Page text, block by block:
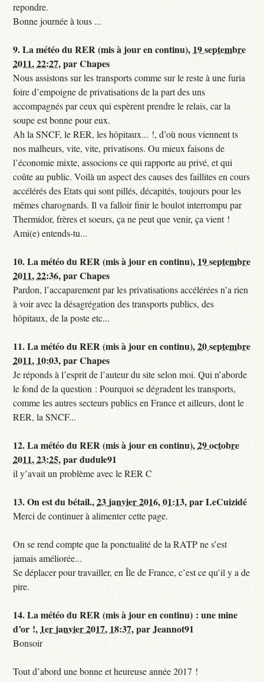
repondre.
Bonne journée à tous ...
9.La météo du RER (mis à jour en continu), 19 septembre
2011, 22:27,parChapes
Nous assistons sur les transports comme sur le reste à une furia
foire d’empoigne de privatisations de la part des uns
accompagnés par ceux qui espèrent prendre le relais, car la
soupe est bonne pour eux.
Ah la SNCF, le RER, les hôpitaux... !, d’où nous viennent ts
nos malheurs, vite, vite, privatisons. Ou mieux faisons de
l’économie mixte, associons ce qui rapporte au privé, et qui
coûte au public. Voilà un aspect des causes des faillites en cours
accélérés des Etats qui sont pillés, décapités, toujours pour les
mêmes charognards. Il va falloir finir le boulot interrompu par
Thermidor, frères et soeurs, ça ne peut que venir, ça vient !
Ami(e) entends-tu...
10.La météo du RER (mis à jour en continu), 19 septembre
2011, 22:36,parChapes
Pardon, l’accaparement par les privatisations accélérées n’a rien
à voir avec la désagrégation des transports publics, des
hôpitaux, de la poste etc...
11.La météo du RER (mis à jour en continu),20 septembre
2011, 10:03,parChapes
Je réponds à l’esprit de l’auteur du site selon moi. Qui n’aborde
le fond de la question : Pourquoi se dégradent les transports,
comme les autres secteurs publics en France et ailleurs, dont le
RER, la SNCF...
12.La météo du RER (mis à jour en continu),29 octobre
2011, 23:25,pardudule91
il y’avait un problème avec le RER C
13.On est du bétail.,23 janvier 2016, 01:13,parLeCuizidé
Merci de continuer à alimenter cette page.
On se rend compte que la ponctualité de la RATP ne s’est
jamais améliorée...
Se déplacer pour travailler, en Île de France, c’est ce qu’il y a de
pire.
14.La météo du RER (mis à jour en continu) : une mine
d’or !, 1er janvier 2017, 18:37,parJeannot91
Bonsoir
Tout d’abord une bonne et heureuse année 2017 !